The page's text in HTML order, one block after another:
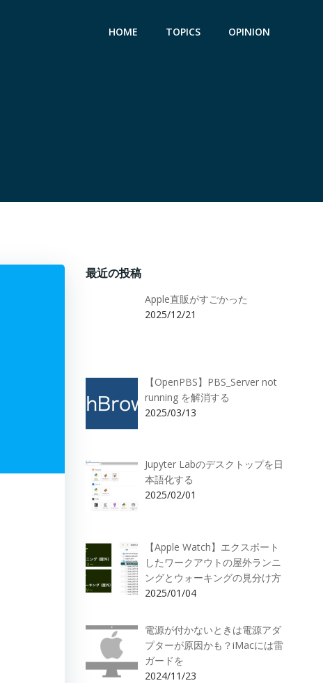
HOME TOPICS OPINION
最近の投稿
Apple直販がすごかった
2025/12/21
【OpenPBS】PBS_Server not
running を解消する
2025/03/13
Jupyter Labのデスクトップを日
本語化する
2025/02/01
【Apple Watch】エクスポート
したワークアウトの屋外ランニ
ングとウォーキングの見分け方
2025/01/04
電源が付かないときは電源アダ
プターが原因かも？iMacには雷
ガードを
2024/11/23